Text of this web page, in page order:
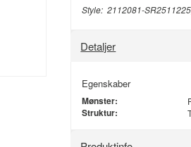
Style: 2112081-
Detaljer
Egenskaber
Mønster:
Struktur: